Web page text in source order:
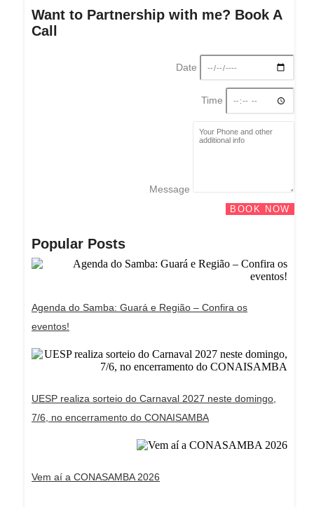
Want to Partnership with me? Book A
Call
Date
Time
Message
BOOK NOW
Popular Posts
Agenda do Samba: Guará e Região – Confira os
eventos!
UESP realiza sorteio do Carnaval 2027 neste domingo,
7/6, no encerramento do CONAISAMBA
Vem aí a CONASAMBA 2026